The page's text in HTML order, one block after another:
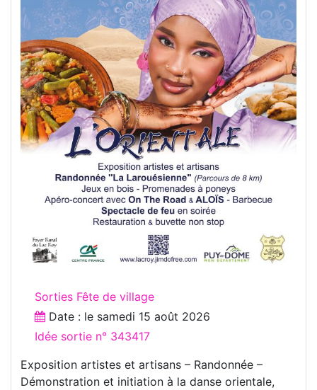
Sorties Fête de village
Date : le samedi 15 août 2026
Idée sortie n° 343417
Exposition artistes et artisans – Randonnée –
Démonstration et initiation à la danse orientale,